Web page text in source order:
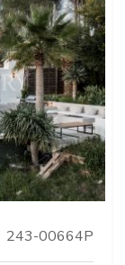
243-00664P